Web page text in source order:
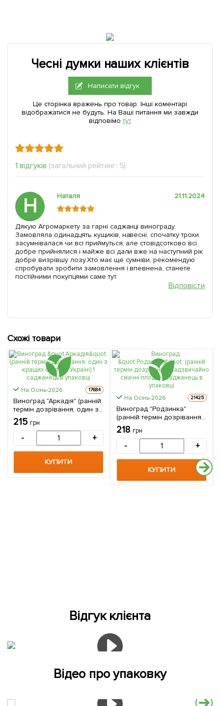
Чесні думки наших клієнтів
Написати відгук
Це сторінка вражень про товар. Інші коментарі
відображатися не будуть. На Ваші питання ми завжди
відповімо тут
1 відгуків (загальний рейтинг: 5)
Н Наталя 21.11.2024
Дякую Агромаркету за гарні саджанці винограду.
Замовляла одинадцять кущиків, навесні, спочатку трохи
засумнівалася чи всі приймуться, але стовідсотково всі
добре прийнялися і майже всі дали вже на наступний рік
добре визрівшу лозу.Хто має ще сумніви, рекомендую
спробувати зробити замовлення і впевнена, станете
постійними покупцями саме тут.
Відповісти
Схожі товари
На Осінь-2026 17684
Виноград "Аркадія" (ранній
термін дозрівання, один з
кращих сортів в Україні) 1
саджанець в упаковці
215 грн
- +
КУПИТИ
На Осінь-2026 21425
Виноград "Родзинка"
(ранній термін дозрівання,
надзвичайно смачні
плоди) 1 саджанець в
218 грн
- +
КУПИТИ
Відгук клієнта
Відео про упаковку